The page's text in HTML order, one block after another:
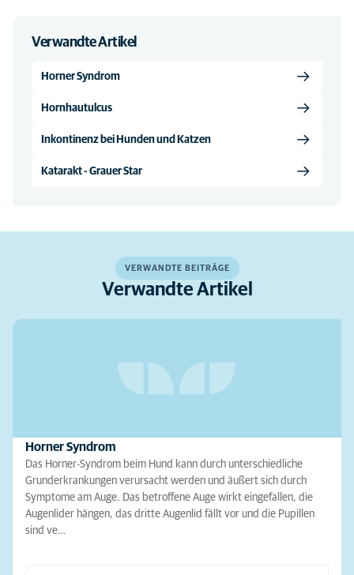
Verwandte Artikel
Horner Syndrom
Hornhautulcus
Inkontinenz bei Hunden und Katzen
Katarakt - Grauer Star
VERWANDTE BEITRÄGE
Verwandte Artikel
Horner Syndrom
Das Horner-Syndrom beim Hund kann durch unterschiedliche
Grunderkrankungen verursacht werden und äußert sich durch
Symptome am Auge. Das betroffene Auge wirkt eingefallen, die
Augenlider hängen, das dritte Augenlid fällt vor und die Pupillen
sind ve…